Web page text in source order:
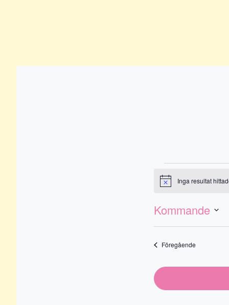
Notis Inga resultat
Vy-
Evenemang
vynavigering
Kommande
Välj
FöregåendeEvenemang